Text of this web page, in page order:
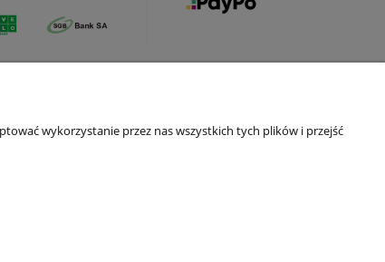
wykorzystanie przez nas wszystkich tych plików i przejść